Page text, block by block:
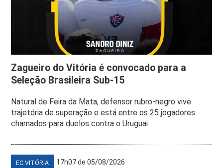
Zagueiro do Vitória é convocado para a
Seleção Brasileira Sub-15
Natural de Feira da Mata, defensor rubro-negro vive
trajetória de superação e está entre os 25 jogadores
chamados para duelos contra o Uruguai
EC VITÓRIA 17h07 de 05/08/2026